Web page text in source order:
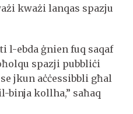
kważi lanqas spazju
l-ebda ġnien fuq saqaf
spazji pubbliċi
jkun aċċessibbli għal
binja kollha,” saħaq